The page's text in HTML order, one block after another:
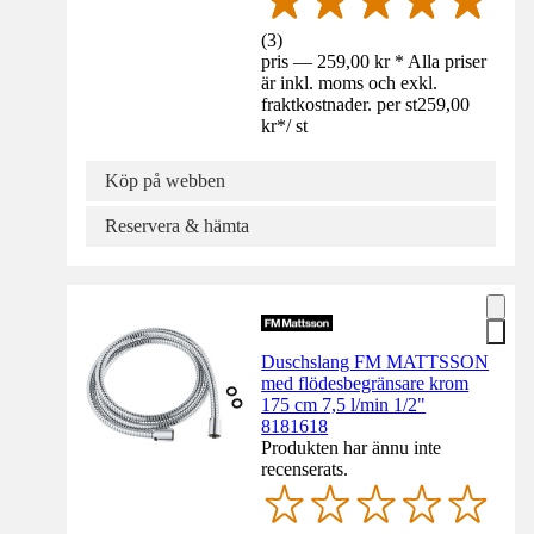
(3)
pris — 259,00 kr * Alla priser
är inkl. moms och exkl.
fraktkostnader. per st259,00
kr*/ st
Köp på webben
Reservera & hämta
Duschslang FM MATTSSON
med flödesbegränsare krom
175 cm 7,5 l/min 1/2"
8181618
Produkten har ännu inte
recenserats.